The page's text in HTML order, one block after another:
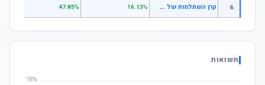
6 ק
רן השתלמות של עובדי חברת החשמל לישראל בע"מ 16.13%
47.85%
תשואות